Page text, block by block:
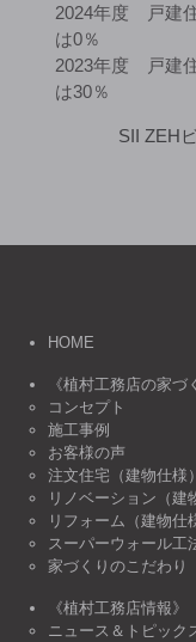
2024年度 戸建
は0％
2023年度 戸建
は30％
SII ZEH
HOME
《植村工務店の家づ
コンセプト
施工事例
お客様の声
注文住宅（建物仕様）
リノベーション（建
リフォーム（建物仕
スーパーウォール工
家づくりのこだわり
《植村工務店情報》
ニュース＆トピック